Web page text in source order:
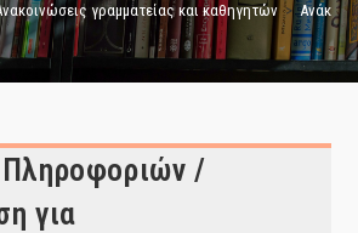
γραμματείας και καθηγητών >
/
για